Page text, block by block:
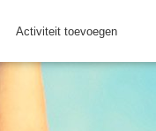
Activiteit toevoegen